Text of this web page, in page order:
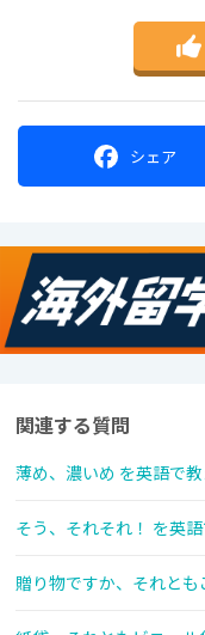
シェア
関連する質問
薄め、濃いめ を英語で
そう、それそれ！ を英
贈り物ですか、それと